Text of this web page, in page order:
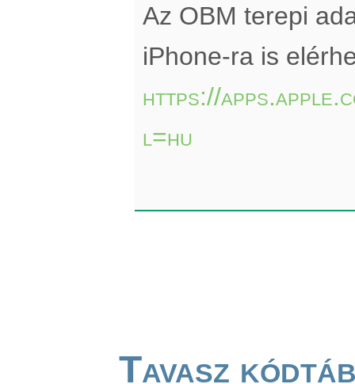
Az OBM terepi
iPhone-ra is
https://
l=hu
Tavasz